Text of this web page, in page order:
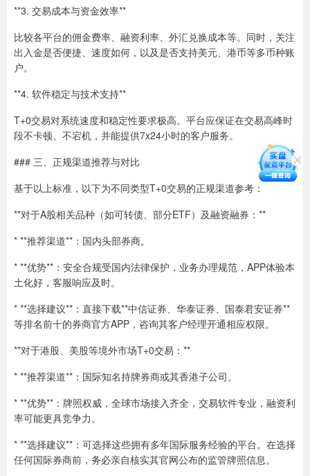
**3. 交易成本与资金效率**
比较各平台的佣金费率、融资利率、外汇兑换成本等。同时，关注
出入金是否便捷、速度如何，以及是否支持美元、港币等多币种账
户。
**4. 软件稳定与技术支持**
T+0交易对系统速度和稳定性要求极高。平台应保证在交易高峰时
段不卡顿、不宕机，并能提供7x24小时的客户服务。
### 三、正规渠道推荐与对比
基于以上标准，以下为不同类型T+0交易的正规渠道参考：
**对于A股相关品种（如可转债、部分ETF）及融资融券：**
* **推荐渠道**：国内头部券商。
* **优势**：安全合规受国内法律保护，业务办理规范，APP体验本
土化好，客服响应及时。
* **选择建议**：直接下载**中信证券、华泰证券、国泰君安证券**
等排名前十的券商官方APP，咨询其客户经理开通相应权限。
**对于港股、美股等境外市场T+0交易：**
* **推荐渠道**：国际知名持牌券商或其香港子公司。
* **优势**：牌照权威，全球市场接入齐全，交易软件专业，融资利
率可能更具竞争力。
* **选择建议**：可选择这些拥有多年国际服务经验的平台。在选择
任何国际券商前，务必亲自核实其官网公布的监管牌照信息。